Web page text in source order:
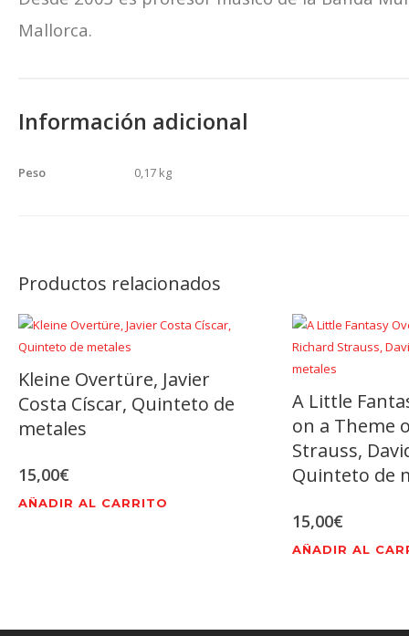
Mallorca.
Información adicional
Peso 0,17 kg
Productos relacionados
Kleine Overtüre, Javier
Costa Císcar, Quinteto de
metales
15,00€
AÑADIR AL CARRITO
A Little
on a Theme
Strauss,
Quinteto de
15,00€
AÑADIR AL